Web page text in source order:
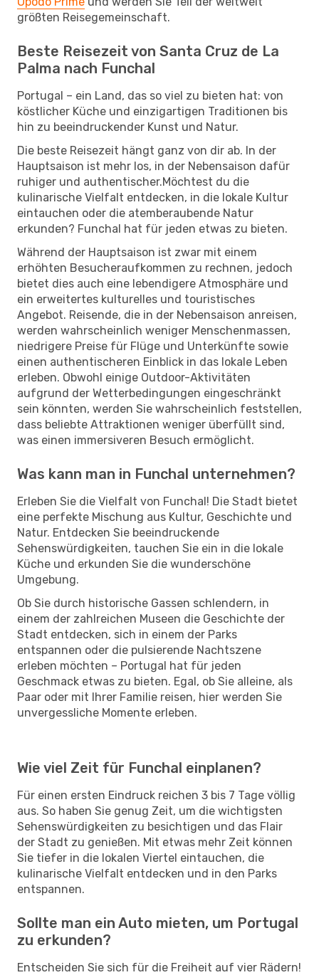
größten Reisegemeinschaft.
Beste Reisezeit von Santa Cruz de La
Palma nach Funchal
Portugal – ein Land, das so viel zu bieten hat: von
köstlicher Küche und einzigartigen Traditionen bis
hin zu beeindruckender Kunst und Natur.
Die beste Reisezeit hängt ganz von dir ab. In der
Hauptsaison ist mehr los, in der Nebensaison dafür
ruhiger und authentischer.Möchtest du die
kulinarische Vielfalt entdecken, in die lokale Kultur
eintauchen oder die atemberaubende Natur
erkunden? Funchal hat für jeden etwas zu bieten.
Während der Hauptsaison ist zwar mit einem
erhöhten Besucheraufkommen zu rechnen, jedoch
bietet dies auch eine lebendigere Atmosphäre und
ein erweitertes kulturelles und touristisches
Angebot. Reisende, die in der Nebensaison anreisen,
werden wahrscheinlich weniger Menschenmassen,
niedrigere Preise für Flüge und Unterkünfte sowie
einen authentischeren Einblick in das lokale Leben
erleben. Obwohl einige Outdoor-Aktivitäten
aufgrund der Wetterbedingungen eingeschränkt
sein könnten, werden Sie wahrscheinlich feststellen,
dass beliebte Attraktionen weniger überfüllt sind,
was einen immersiveren Besuch ermöglicht.
Was kann man in Funchal unternehmen?
Erleben Sie die Vielfalt von Funchal! Die Stadt bietet
eine perfekte Mischung aus Kultur, Geschichte und
Natur. Entdecken Sie beeindruckende
Sehenswürdigkeiten, tauchen Sie ein in die lokale
Küche und erkunden Sie die wunderschöne
Umgebung.
Ob Sie durch historische Gassen schlendern, in
einem der zahlreichen Museen die Geschichte der
Stadt entdecken, sich in einem der Parks
entspannen oder die pulsierende Nachtszene
erleben möchten – Portugal hat für jeden
Geschmack etwas zu bieten. Egal, ob Sie alleine, als
Paar oder mit Ihrer Familie reisen, hier werden Sie
unvergessliche Momente erleben.
Wie viel Zeit für Funchal einplanen?
Für einen ersten Eindruck reichen 3 bis 7 Tage völlig
aus. So haben Sie genug Zeit, um die wichtigsten
Sehenswürdigkeiten zu besichtigen und das Flair
der Stadt zu genießen. Mit etwas mehr Zeit können
Sie tiefer in die lokalen Viertel eintauchen, die
kulinarische Vielfalt entdecken und in den Parks
entspannen.
Sollte man ein Auto mieten, um Portugal
zu erkunden?
Entscheiden Sie sich für die Freiheit auf vier Rädern!